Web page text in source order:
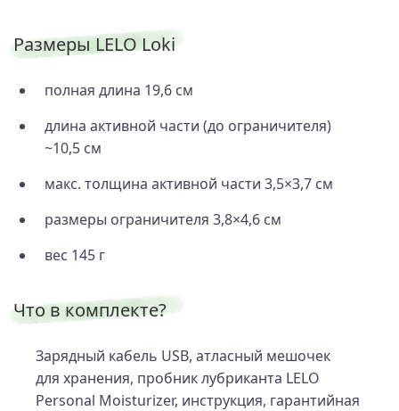
Размеры LELO Loki
полная длина 19,6 см
длина активной части (до ограничителя)
~10,5 см
макс. толщина активной части 3,5×3,7 см
размеры ограничителя 3,8×4,6 см
вес 145 г
Что в комплекте?
Зарядный кабель USB, атласный мешочек
для хранения, пробник лубриканта LELO
Personal Moisturizer, инструкция, гарантийная